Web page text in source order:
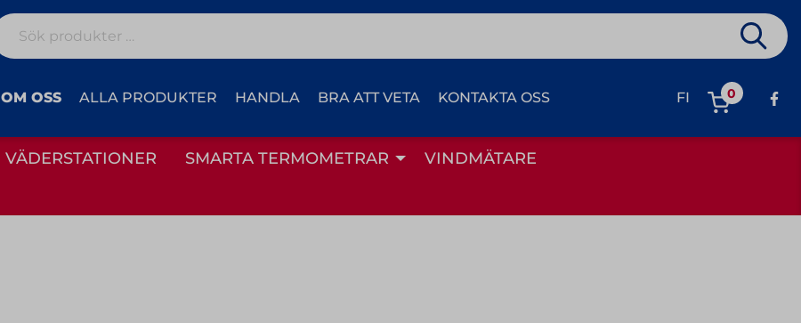
Sök
OM OSS ALLA PRODUKTER HANDLA BRA ATT VETA KONTAKTA OSS FI 0
VÄDERSTATIONER SMARTA TERMOMETRAR
VINDMÄTARE